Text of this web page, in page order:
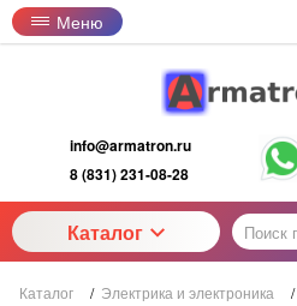
Меню
info@armatron.ru
8 (831) 231-08-28
Каталог
Каталог / Электрика и электроника /